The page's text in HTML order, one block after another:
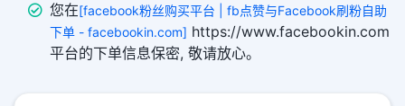
您在[facebook粉丝购买平台 | fb点赞与Facebook刷粉自助
下单 - facebookin.com] https://www.facebookin.com
平台的下单信息保密, 敬请放心。